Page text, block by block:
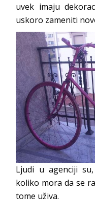
uvek imaju
uskoro zameniti
Ljudi u agenciji
koliko mora da se
tome uživa.